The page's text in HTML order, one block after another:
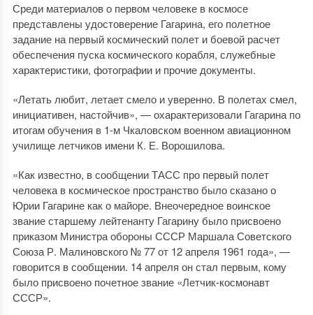
Среди материалов о первом человеке в космосе
представлены удостоверение Гагарина, его полетное
задание на первый космический полет и боевой расчет
обеспечения пуска космического корабля, служебные
характеристики, фотографии и прочие документы.
«Летать любит, летает смело и уверенно. В полетах смел,
инициативен, настойчив», — охарактеризовали Гагарина по
итогам обучения в 1-м Чкаловском военном авиационном
училище летчиков имени К. Е. Ворошилова.
«Как известно, в сообщении ТАСС про первый полет
человека в космическое пространство было сказано о
Юрии Гагарине как о майоре. Внеочередное воинское
звание старшему лейтенанту Гагарину было присвоено
приказом Министра обороны СССР Маршала Советского
Союза Р. Малиновского № 77 от 12 апреля 1961 года», —
говорится в сообщении. 14 апреля он стал первым, кому
было присвоено почетное звание «Летчик-космонавт
СССР».